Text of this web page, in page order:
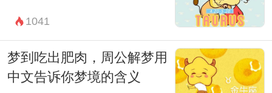
1041
梦到吃出肥肉，周公解梦用
中文告诉你梦境的含义